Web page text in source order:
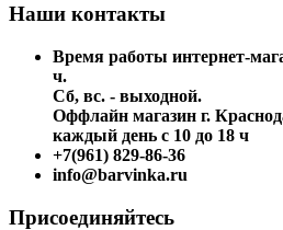
Наши контакты
Время работы интернет-
ч.
Сб, вс. - выходной.
Оффлайн магазин г.
каждый день с 10 до 18 ч
+7(961) 829-86-36
info@barvinka.ru
Присоединяйтесь